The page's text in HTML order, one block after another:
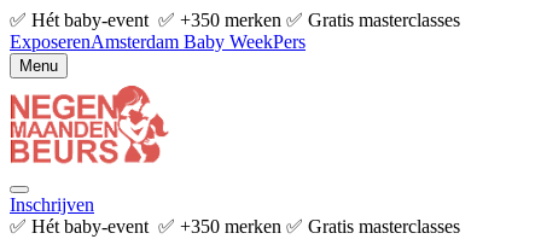
✅ Hét baby-event ✅ +350 merken ✅ Gratis masterclasses
ExposerenAmsterdam Baby WeekPers
Menu
Inschrijven
✅ Hét baby-event ✅ +350 merken ✅ Gratis masterclasses